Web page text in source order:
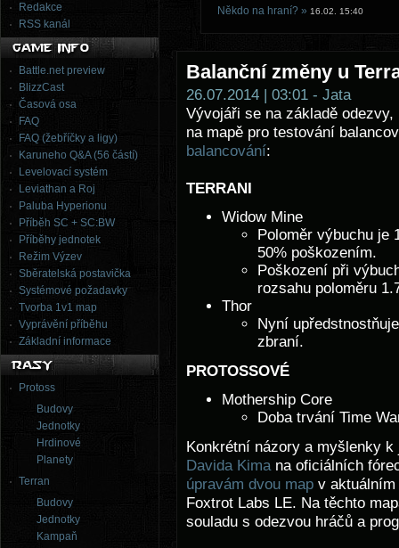
Redakce
RSS kanál
Battle.net preview
BlizzCast
Časová osa
FAQ
FAQ (žebříčky a ligy)
Karuneho Q&A (56 částí)
Levelovací systém
Leviathan a Roj
Paluba Hyperionu
Příběh SC + SC:BW
Příběhy jednotek
Režim Výzev
Sběratelská postavička
Systémové požadavky
Tvorba 1v1 map
Vyprávění příběhu
Základní informace
Protoss
Budovy
Jednotky
Hrdinové
Planety
Terran
Budovy
Jednotky
Kampaň
Někdo na hraní? » 16.02. 15:40
Balanční změny u
26.07.2014 | 03:01 - Jata
Vývojáři se na základě
na mapě pro testování
balancování:
TERRANI
Widow Mine
Poloměr výbuchu je
50% poškozením.
Poškození při
rozsahu poloměru
Thor
Nyní
zbraní.
PROTOSSOVÉ
Mothership Core
Doba trvání Time
Konkrétní názory a myšlenky
Davida Kimana oficiálních
úpravám dvou map v aktuálním
Foxtrot Labs LE. Na těchto
souladu s odezvou hráčů a